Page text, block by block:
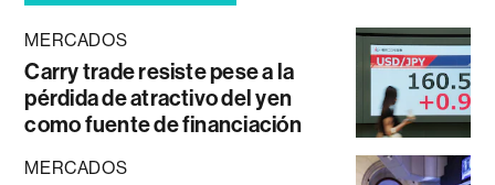
MERCADOS
Carry trade resiste pese a la
pérdida de atractivo del yen
como fuente de financiación
MERCADOS